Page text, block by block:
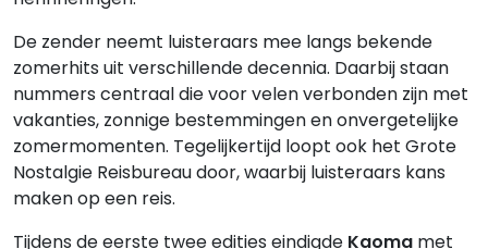
De zender neemt luisteraars mee langs bekende
zomerhits uit verschillende decennia. Daarbij staan
nummers centraal die voor velen verbonden zijn met
vakanties, zonnige bestemmingen en onvergetelijke
zomermomenten. Tegelijkertijd loopt ook het Grote
Nostalgie Reisbureau door, waarbij luisteraars kans
maken op een reis.
Tijdens de eerste twee edities eindigde Kaoma met